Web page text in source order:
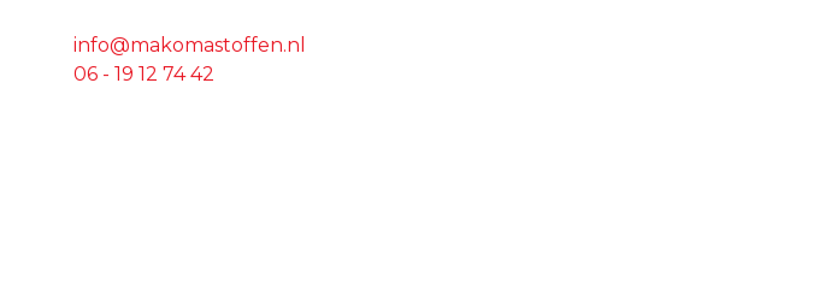
info@makomastoffen.nl
06 - 19 12 74 42